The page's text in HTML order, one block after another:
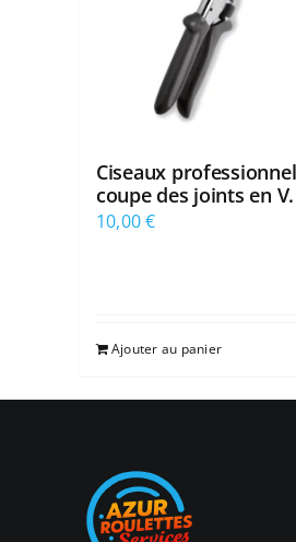
Ciseaux
coupe des joints en V.
10,00€
Ajouter au panier